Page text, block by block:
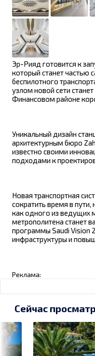
Эр-Рияд готовится к
который станет частью
беспилотного
узлом новой сети
Финансовом районе
Уникальный дизайн
архитектурным бюро
известно своими
подходами к
Новая транспортная
сократить время в пути,
как одного из ведущих
метрополитена станет
программы Saudi Vision
инфраструктуры и
Реклама:
Сейчас